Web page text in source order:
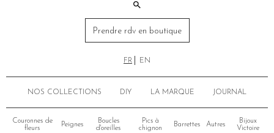
Prendre rdv en boutique
FR EN
NOS COLLECTIONS DIY LA MARQUE JOURNAL
Couronnes de
fleurs
Peignes
Boucles
d'oreilles
Pics à
chignon
Barrettes Autres
Bijoux
Victoire